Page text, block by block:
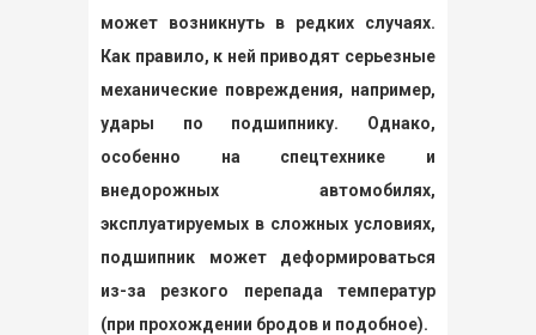
может возникнуть в редких случаях.
Как правило, к ней приводят серьезные
механические повреждения, например,
удары по подшипнику. Однако,
особенно на спецтехнике и
внедорожных автомобилях,
эксплуатируемых в сложных условиях,
подшипник может деформироваться
из-за резкого перепада температур
(при прохождении бродов и подобное).